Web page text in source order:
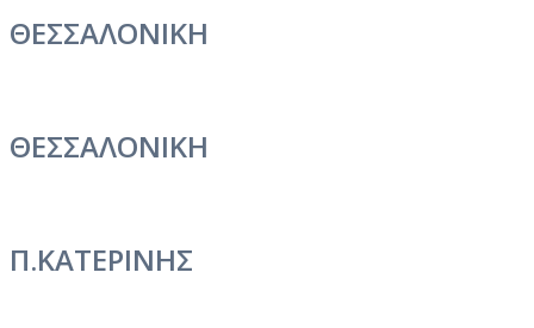
ΘΕΣΣΑΛΟΝΙΚΗ
ΘΕΣΣΑΛΟΝΙΚΗ
Π.ΚΑΤΕΡΙΝΗΣ